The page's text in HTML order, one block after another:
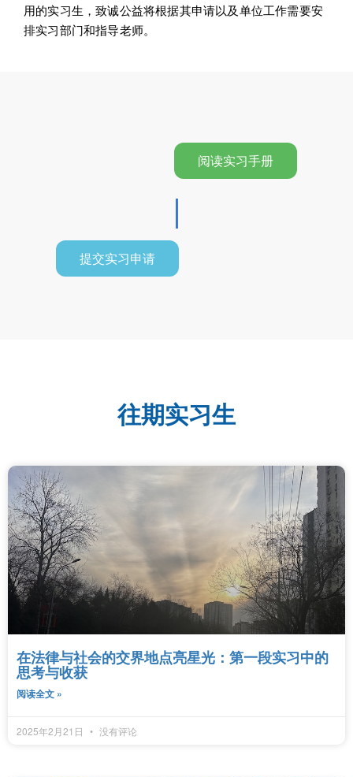
用的实习生，致诚公益将根据其申请以及单位工作需要安
排实习部门和指导老师。
阅读实习手册
|
提交实习申请
往期实习生
在法律与社会的交界地点亮星光：第一段实习中的
思考与收获
阅读全文 »
2025年2月21日 没有评论